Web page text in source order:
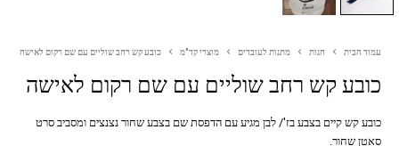
עמוד הבית חנות מתנות לעובדים מוצרי קד"מ כובע קש רחב שוליים עם שם רקום לאישה
כובע קש רחב שוליים עם שם רקום לאישה
כובע קש קיים בצבע בז'/ לבן מגיע עם הדפסת שם בצבע שחור נצנצים ומסביב סרט
סאטן שחור.